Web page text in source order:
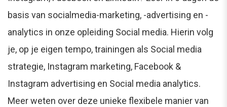
basis van socialmedia-marketing, -advertising en -
analytics in onze opleiding Social media. Hierin volg
je, op je eigen tempo, trainingen als Social media
strategie, Instagram marketing, Facebook &
Instagram advertising en Social media analytics.
Meer weten over deze unieke flexibele manier van